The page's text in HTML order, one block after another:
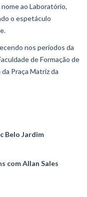
ao Laboratório,
o espetáculo
nos períodos da
de Formação de
Praça Matriz da
Belo Jardim
com Allan Sales